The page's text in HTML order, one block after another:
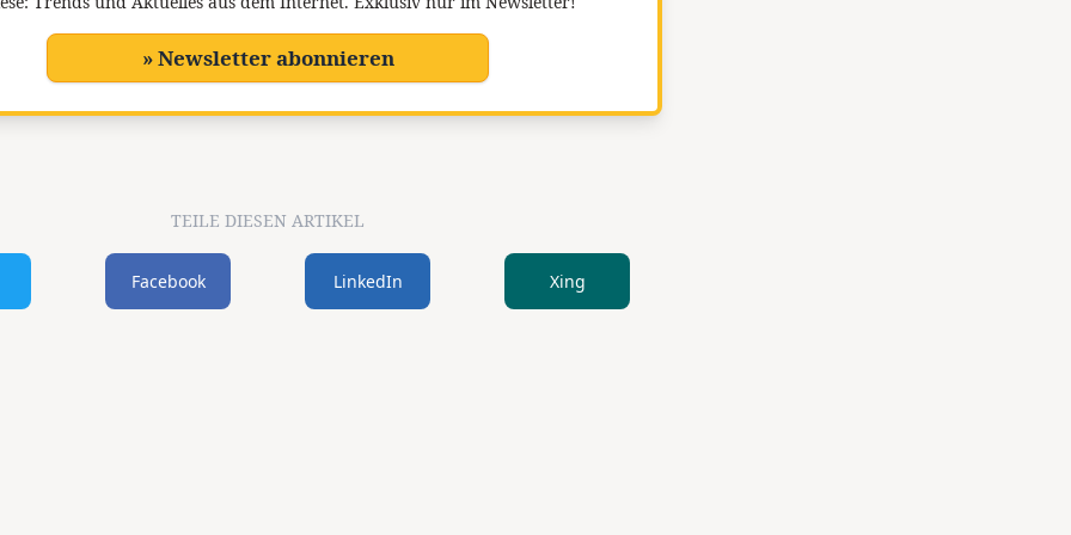
» Newsletter abonnieren
TEILE DIESEN ARTIKEL
Facebook LinkedIn Xing